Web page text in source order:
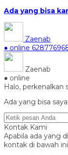
Ada yang bisa
Zaenab
● online
Zaenab
● online
Halo, perkenalkan
Ada yang bisa
Kontak Kami
Apabila ada yang
kontak di bawah